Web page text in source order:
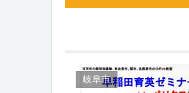
岐阜市